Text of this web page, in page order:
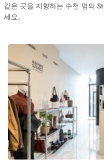
Shooting
공간 유형
Advertisement Space
같은 곳을 지향하는 수천 명의
세요。